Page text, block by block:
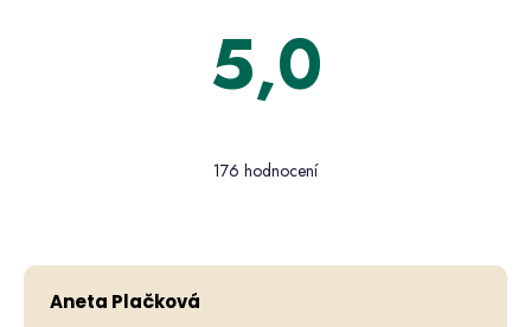
5,0
176 hodnocení
Aneta Plačková